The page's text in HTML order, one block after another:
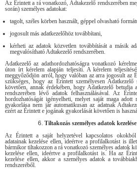
Az Érintett a rá vonatkozó, Adtakezelő rendszerében
során) személyes adatokat:
tagolt, széles körben használt, géppel olvasható
jogosult más adatkezelőhöz továbbítani,
kérheti az adatok közvetlen továbbítását a másik
megvalósítható Adtakezelő rendszerében.
Adatkezelő az adathordozhatóságra vonatkozó
úton írt kérelem alapján teljesíti. A kérelem
meggyőződjön arról, hogy valóban az arra jogosult az
szükséges, hogy az Érintett személyesen
követően, annak érdekében, hogy Adatkezelő betudja
rendszerében lévő adatok felhasználásával. Az
hordozhatóságát igényelheti, melyet saját maga
gyakorlása nem jár automatikusan az adatnak
ezért az Érintett e jogának gyakorlását követően is
Tiltakozás személyes adatok
Az Érintett a saját helyzetével kapcsolatos
adatainak kezelése ellen, ideértve a profilalkotást is
bármikor tiltakozzon a rá vonatkozó személyes adatok
kezelése ellen, ideértve a profilalkotást is. Ha az
kezelése ellen, akkor a személyes adatok a
rendszeréből.